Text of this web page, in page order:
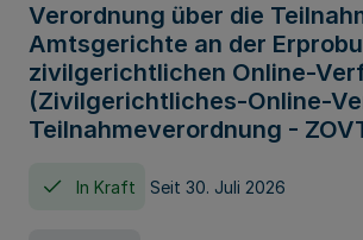
Verordnung über die
Amtsgerichte an der
zivilgerichtlichen Online-
(Zivilgerichtliches-Online-
Teilnahmeverordnung -
In Kraft Seit 30. Juli 2026